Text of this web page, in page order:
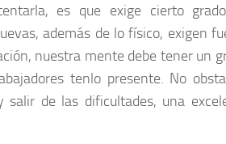
es que exige cierto
además de lo físico, exigen
nuestra mente debe tener un
tenlo presente. No
de las dificultades, una